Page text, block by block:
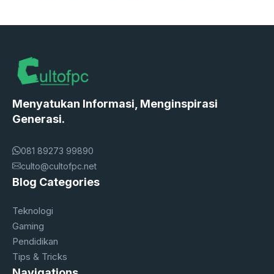
Menyatukan Informasi, Menginspirasi
Generasi.
081 89273 99890
culto@cultofpc.net
Blog Categories
Teknologi
Gaming
Pendidikan
Tips & Tricks